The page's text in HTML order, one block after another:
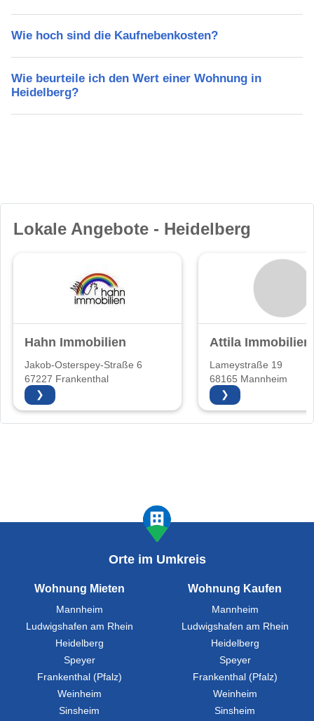
Wie hoch sind die Kaufnebenkosten?
Wie beurteile ich den Wert einer Wohnung in
Heidelberg?
Lokale Angebote - Heidelberg
Hahn Immobilien
Jakob-Osterspey-Straße 6
67227 Frankenthal
❯
Attila Immobilien
Lameystraße 19
68165 Mannheim
❯
Orte im Umkreis
Wohnung Mieten
Mannheim
Ludwigshafen am Rhein
Heidelberg
Speyer
Frankenthal (Pfalz)
Weinheim
Sinsheim
Wohnung Kaufen
Mannheim
Ludwigshafen am Rhein
Heidelberg
Speyer
Frankenthal (Pfalz)
Weinheim
Sinsheim